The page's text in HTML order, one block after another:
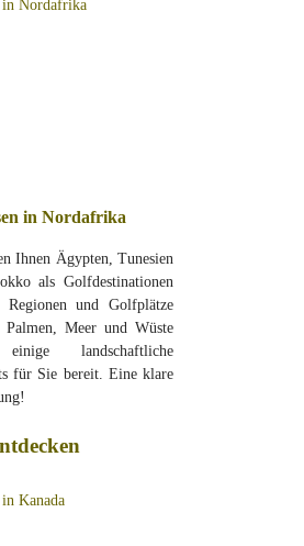
in Nordafrika
Ihnen Ägypten, Tunesien
als Golfdestinationen
und Golfplätze
Palmen, Meer und Wüste
landschaftliche
für Sie bereit. Eine klare